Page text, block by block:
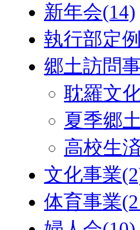
新年会(14)
執行部定
郷土訪問
耽羅文
夏季郷
高校生
文化事業
体育事業